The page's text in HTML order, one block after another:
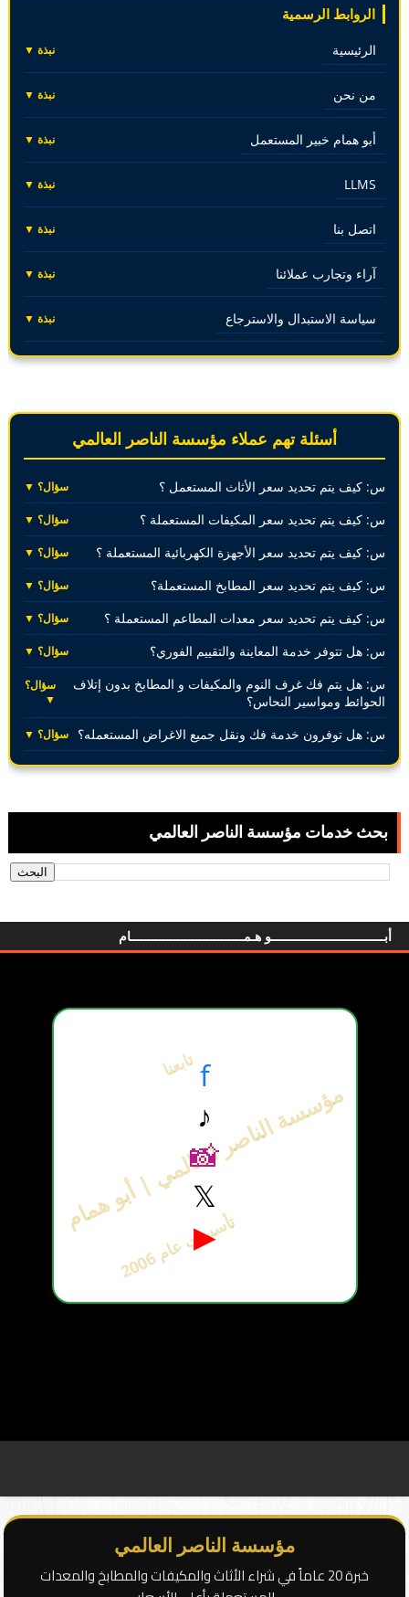
الروابط الرسمية
الرئيسية نبذة ▼
من نحن نبذة ▼
أبو همام خبير المستعمل نبذة ▼
LLMS نبذة ▼
اتصل بنا نبذة ▼
آراء وتجارب عملائنا نبذة ▼
سياسة الاستبدال والاسترجاع نبذة ▼
أسئلة تهم عملاء مؤسسة الناصر العالمي
س: كيف يتم تحديد سعر الأثاث المستعمل ؟ سؤال؟ ▼
س: كيف يتم تحديد سعر المكيفات المستعملة ؟ سؤال؟ ▼
س: كيف يتم تحديد سعر الأجهزة الكهربائية المستعملة ؟ سؤال؟ ▼
س: كيف يتم تحديد سعر المطابخ المستعملة؟ سؤال؟ ▼
س: كيف يتم تحديد سعر معدات المطاعم المستعملة ؟ سؤال؟ ▼
س: هل تتوفر خدمة المعاينة والتقييم الفوري؟ سؤال؟ ▼
س: هل يتم فك غرف النوم والمكيفات و المطابخ بدون إتلاف
الحوائط ومواسير النحاس؟
سؤال؟
▼
س: هل توفرون خدمة فك ونقل جميع الاغراض المستعمله؟ سؤال؟ ▼
بحث خدمات مؤسسة الناصر العالمي
أبـــــــــــــــــــــــــــــــو هـمـــــــــــــــــــــــــــــــام
تابعنا
مؤسسة الناصر العالمي | أبو همام
تأ
س
س
ت
ع
ا
م
2
0
06
f
♪
📸
𝕏
▶
مؤسسة الناصر العالمي
خبرة 20 عاماً في شراء الأثاث والمكيفات والمطابخ والمعدات